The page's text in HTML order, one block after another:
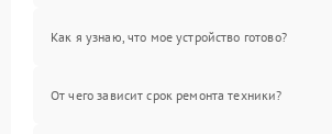
Как я узнаю, что мое устройство готово?
От чего зависит срок ремонта техники?